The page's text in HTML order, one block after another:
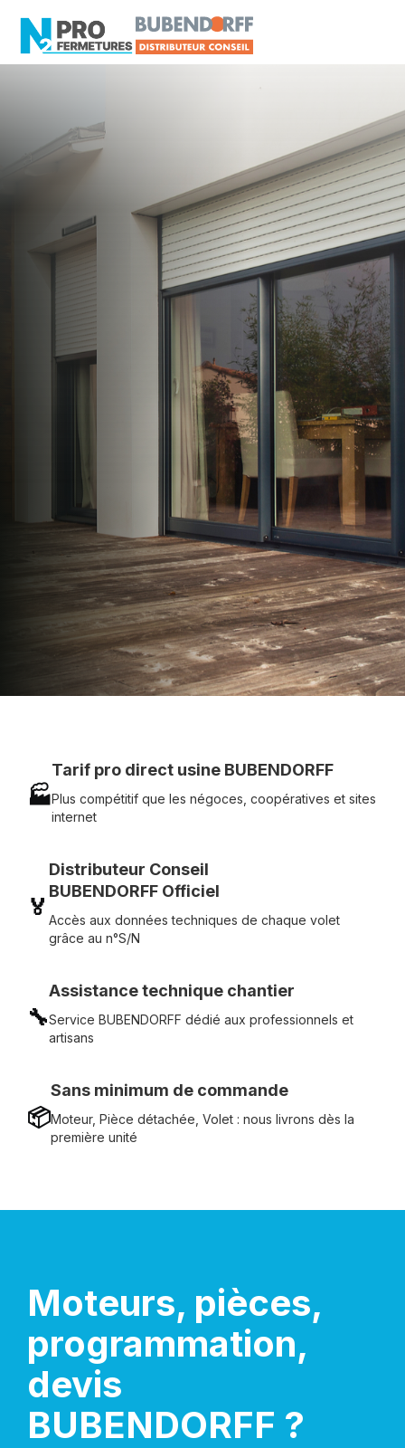
Distributeur Conseil
BUBENDORFF
Cossé-le-Vivien
Artisan, Menuisier, TPE ou PME proche de
Cossé-le-Vivien ?
N2PRO Fermetures est votre référent Distributeur
Conseil BUBENDORFF officiel pour vous
apporter : Tarifs directs usines sans minimum
d'achat - Assistance technique chantier et
service réactif avec simplicité.
07 83 35 69 17
MON DEVIS MOTEUR
Voir tous nos produits
🏭
Tarif pro direct usine BUBENDORFF
Plus compétitif que les négoces, coopératives et sites
internet
🏅
Distributeur Conseil
BUBENDORFF Officiel
Accès aux données techniques de chaque volet
grâce au n°S/N
🔧
Assistance technique chantier
Service BUBENDORFF dédié aux professionnels et
artisans
📦
Sans minimum de commande
Moteur, Pièce détachée, Volet : nous livrons dès la
première unité
Moteurs, pièces,
programmation,
devis
BUBENDORFF ?